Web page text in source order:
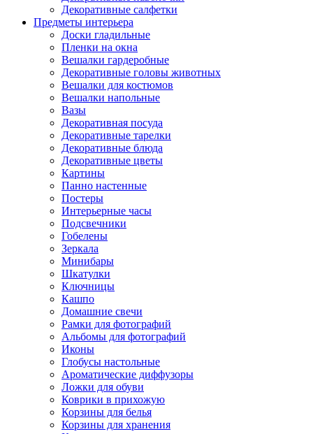
Декоративные салфетки
Предметы интерьера
Доски гладильные
Пленки на окна
Вешалки гардеробные
Декоративные головы животных
Вешалки для костюмов
Вешалки напольные
Вазы
Декоративная посуда
Декоративные тарелки
Декоративные блюда
Декоративные цветы
Картины
Панно настенные
Постеры
Интерьерные часы
Подсвечники
Гобелены
Зеркала
Минибары
Шкатулки
Ключницы
Кашпо
Домашние свечи
Рамки для фотографий
Альбомы для фотографий
Иконы
Глобусы настольные
Ароматические диффузоры
Ложки для обуви
Коврики в прихожую
Корзины для белья
Корзины для хранения